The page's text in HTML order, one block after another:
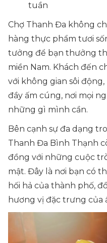
tuần
Chợ Thanh Đa không
hàng thực phẩm tươi
tưởng để bạn thưởng
miền Nam. Khách đến
với không gian sôi
đầy ấm cúng, nơi mọi
những gì mình cần.
Bên cạnh sự đa dạng
Thanh Đa Bình Thạnh
đồng với những cuộc
mật. Đây là nơi bạn có
hối hả của thành phố,
hương vị đặc trưng của